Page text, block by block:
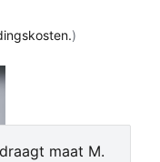
)
NM
Lagoon-BF
Red-Green Lagoon-
maat M.